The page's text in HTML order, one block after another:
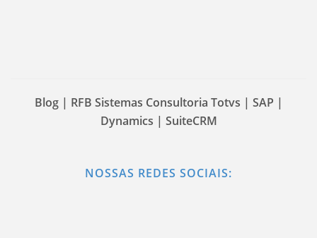
Blog | RFB Sistemas Consultoria Totvs | SAP |
Dynamics | SuiteCRM
NOSSAS REDES SOCIAIS: